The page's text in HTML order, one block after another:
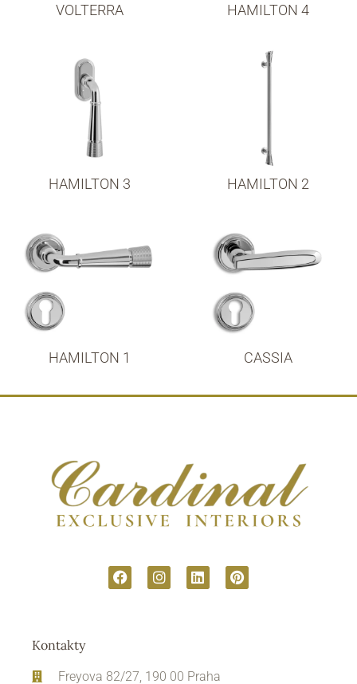
VOLTERRA HAMILTON 4
HAMILTON 3 HAMILTON 2
HAMILTON 1 CASSIA
Kontakty
Freyova 82/27, 190 00 Praha